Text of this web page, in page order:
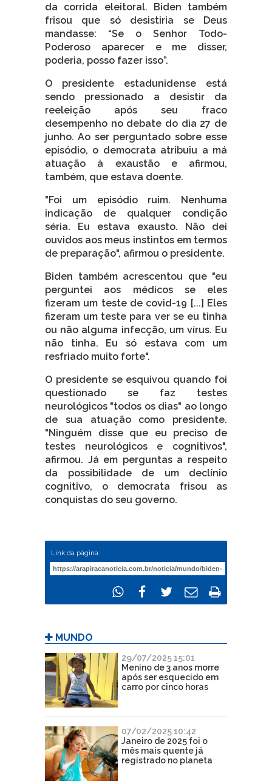
da corrida eleitoral. Biden também
frisou que só desistiria se Deus
mandasse: “Se o Senhor Todo-
Poderoso aparecer e me disser,
poderia, posso fazer isso”.
O presidente estadunidense está
sendo pressionado a desistir da
reeleição após seu fraco
desempenho no debate do dia 27 de
junho. Ao ser perguntado sobre esse
episódio, o democrata atribuiu a má
atuação à exaustão e afirmou,
também, que estava doente.
"Foi um episódio ruim. Nenhuma
indicação de qualquer condição
séria. Eu estava exausto. Não dei
ouvidos aos meus instintos em termos
de preparação", afirmou o presidente.
Biden também acrescentou que "eu
perguntei aos médicos se eles
fizeram um teste de covid-19 [...] Eles
fizeram um teste para ver se eu tinha
ou não alguma infecção, um vírus. Eu
não tinha. Eu só estava com um
resfriado muito forte".
O presidente se esquivou quando foi
questionado se faz testes
neurológicos "todos os dias" ao longo
de sua atuação como presidente.
"Ninguém disse que eu preciso de
testes neurológicos e cognitivos",
afirmou. Já em perguntas a respeito
da possibilidade de um declínio
cognitivo, o democrata frisou as
conquistas do seu governo.
Link da página:
MUNDO
29/07/2025 15:01
Menino de 3 anos morre
após ser esquecido em
carro por cinco horas
07/02/2025 10:42
Janeiro de 2025 foi o
mês mais quente já
registrado no planeta